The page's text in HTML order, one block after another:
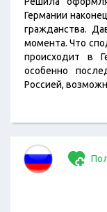
Германии
гражданства.
момента. Что
происходит в
особенно
Россией,